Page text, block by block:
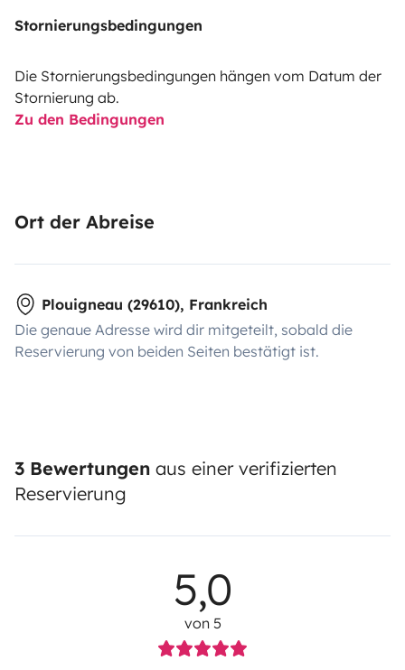
Stornierungsbedingungen
Die Stornierungsbedingungen hängen vom Datum der
Stornierung ab.
Zu den Bedingungen
Ort der Abreise
Plouigneau (29610), Frankreich
Die genaue Adresse wird dir mitgeteilt, sobald die
Reservierung von beiden Seiten bestätigt ist.
3 Bewertungen aus einer verifizierten
Reservierung
5,0
von 5